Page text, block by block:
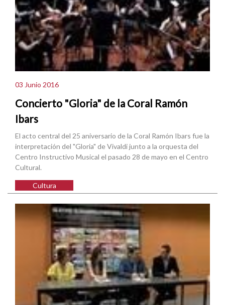
03 Junio 2016
Concierto "Gloria" de la Coral Ramón
Ibars
El acto central del 25 aniversario de la Coral Ramón Ibars fue la
interpretación del "Gloria" de Vivaldi junto a la orquesta del
Centro Instructivo Musical el pasado 28 de mayo en el Centro
Cultural.
Cultura